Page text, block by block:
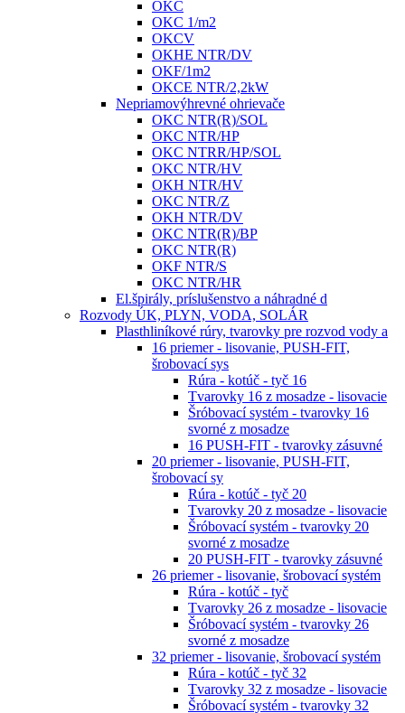
OKC
OKC 1/m2
OKCV
OKHE NTR/DV
OKF/1m2
OKCE NTR/2,2kW
Nepriamovýhrevné ohrievače
OKC NTR(R)/SOL
OKC NTR/HP
OKC NTRR/HP/SOL
OKC NTR/HV
OKH NTR/HV
OKC NTR/Z
OKH NTR/DV
OKC NTR(R)/BP
OKC NTR(R)
OKF NTR/S
OKC NTR/HR
El.špirály, príslušenstvo a náhradné d
Rozvody ÚK, PLYN, VODA, SOLÁR
Plasthliníkové rúry, tvarovky pre rozvod vody a
16 priemer - lisovanie, PUSH-FIT,
šrobovací sys
Rúra - kotúč - tyč 16
Tvarovky 16 z mosadze - lisovacie
Šróbovací systém - tvarovky 16
svorné z mosadze
16 PUSH-FIT - tvarovky zásuvné
20 priemer - lisovanie, PUSH-FIT,
šrobovací sy
Rúra - kotúč - tyč 20
Tvarovky 20 z mosadze - lisovacie
Šróbovací systém - tvarovky 20
svorné z mosadze
20 PUSH-FIT - tvarovky zásuvné
26 priemer - lisovanie, šrobovací systém
Rúra - kotúč - tyč
Tvarovky 26 z mosadze - lisovacie
Šróbovací systém - tvarovky 26
svorné z mosadze
32 priemer - lisovanie, šrobovací systém
Rúra - kotúč - tyč 32
Tvarovky 32 z mosadze - lisovacie
Šróbovací systém - tvarovky 32